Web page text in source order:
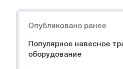
Опубликовано ранее
Популярное навесное
оборудование